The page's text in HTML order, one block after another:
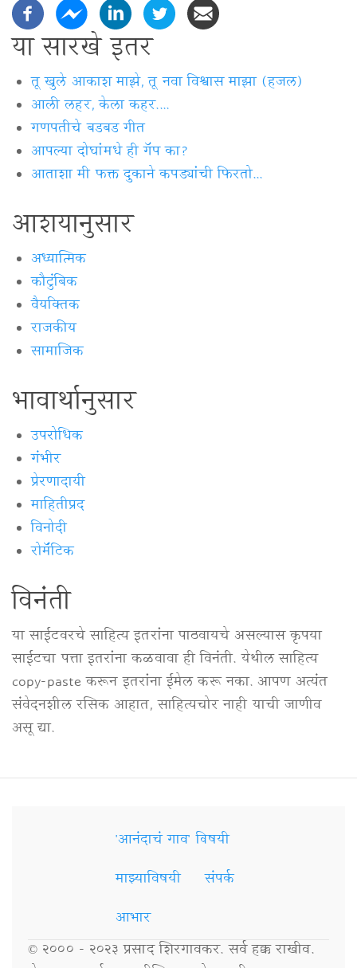
या सारखे इतर
तू खुले आकाश माझे, तू नवा विश्वास माझा (हजल)
आली लहर, केला कहर....
गणपतीचे बडबड गीत
आपल्या दोघांमधे ही गॅप का?
आताशा मी फक्त दुकाने कपड्यांची फिरतो...
आशयानुसार
अध्यात्मिक
कौटुंबिक
वैयक्‍तिक
राजकीय
सामाजिक
भावार्थानुसार
उपरोधिक
गंभीर
प्रेरणादायी
माहितीप्रद
विनोदी
रोमॅंटिक
विनंती
या साईटवरचे साहित्य इतरांना पाठवायचे असल्यास कृपया
साईटचा पत्ता इतरांना कळवावा ही विनंती. येथील साहित्य
copy-paste करून इतरांना ईमेल करू नका. आपण अत्यंत
संवेदनशील रसिक आहात, साहित्यचोर नाही याची जाणीव
असू द्या.
Secondary'आनंदाचं गाव' विषयी
माझ्याविषयी
संपर्क
आभार
© २००० - २०२३ प्रसाद शिरगावकर. सर्व हक्क राखीव.